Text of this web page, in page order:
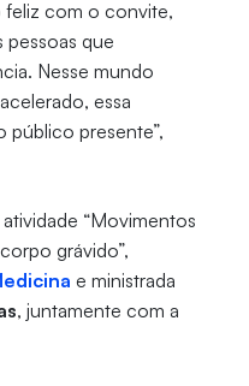
feliz com o convite,
pessoas que
Nesse mundo
essa
público presente”,
“Movimentos
grávido”,
e ministrada
, juntamente com a